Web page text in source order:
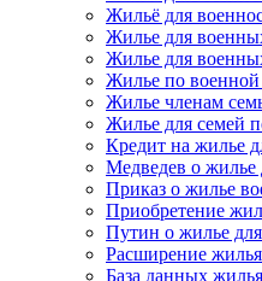
Жильё для
Жилье для
Жилье для
Жилье по военной
Жилье членам
Жилье для семей
Кредит на жилье
Медведев о
Приказ о жилье
Приобретение
Путин о жилье
Расширение
База данных